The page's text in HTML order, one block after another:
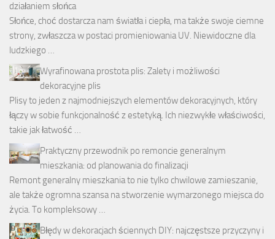
działaniem słońca
Słońce, choć dostarcza nam światła i ciepła, ma także swoje ciemne
strony, zwłaszcza w postaci promieniowania UV. Niewidoczne dla
ludzkiego …
Wyrafinowana prostota plis: Zalety i możliwości
dekoracyjne plis
Plisy to jeden z najmodniejszych elementów dekoracyjnych, który
łączy w sobie funkcjonalność z estetyką. Ich niezwykłe właściwości,
takie jak łatwość …
Praktyczny przewodnik po remoncie generalnym
mieszkania: od planowania do finalizacji
Remont generalny mieszkania to nie tylko chwilowe zamieszanie,
ale także ogromna szansa na stworzenie wymarzonego miejsca do
życia. To kompleksowy …
Błędy w dekoracjach ściennych DIY: najczęstsze przyczyny i